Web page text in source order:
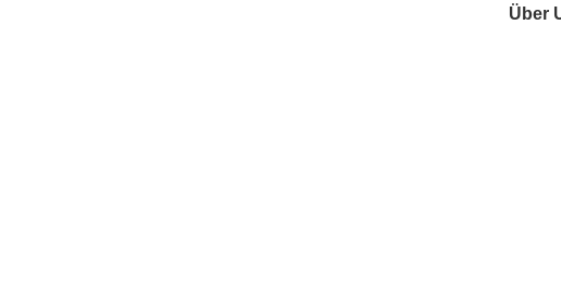
Über